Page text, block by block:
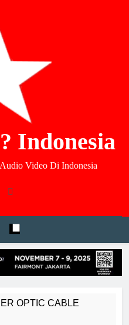
Indonesia
Video Di Indonesia
OPTIC CABLE